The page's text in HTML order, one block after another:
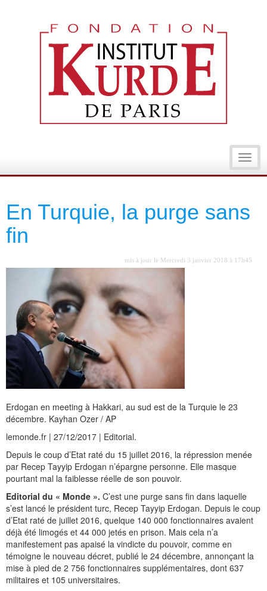
En Turquie, la purge sans
fin
mis à jour le Mercredi 3 janvier 2018 à 17h45
Erdogan en meeting à Hakkari, au sud est de la Turquie le 23
décembre. Kayhan Ozer / AP
lemonde.fr | 27/12/2017 | Editorial.
Depuis le coup d’Etat raté du 15 juillet 2016, la répression menée
par Recep Tayyip Erdogan n’épargne personne. Elle masque
pourtant mal la faiblesse réelle de son pouvoir.
Editorial du « Monde ». C’est une purge sans fin dans laquelle
s’est lancé le président turc, Recep Tayyip Erdogan. Depuis le coup
d’Etat raté de juillet 2016, quelque 140 000 fonctionnaires avaient
déjà été limogés et 44 000 jetés en prison. Mais cela n’a
manifestement pas apaisé la vindicte du pouvoir, comme en
témoigne le nouveau décret, publié le 24 décembre, annonçant la
mise à pied de 2 756 fonctionnaires supplémentaires, dont 637
militaires et 105 universitaires.